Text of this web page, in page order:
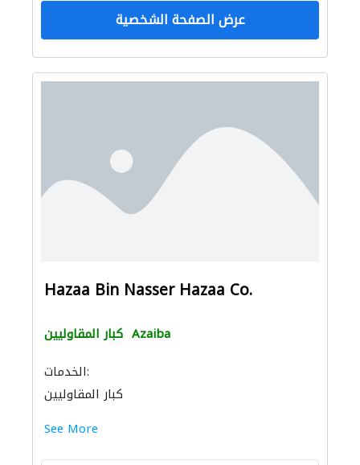
عرض الصفحة الشخصية
Hazaa Bin Nasser Hazaa Co.
كبار المقاوليين Azaiba
الخدمات:
كبار المقاوليين
See More